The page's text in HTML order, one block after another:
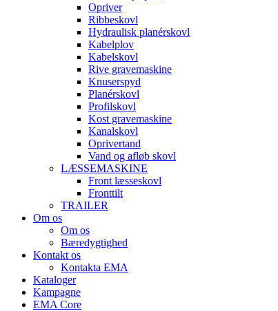
Opriver
Ribbeskovl
Hydraulisk planérskovl
Kabelplov
Kabelskovl
Rive gravemaskine
Knuserspyd
Planérskovl
Profilskovl
Kost gravemaskine
Kanalskovl
Oprivertand
Vand og afløb skovl
LÆSSEMASKINE
Front læsseskovl
Fronttilt
TRAILER
Om os
Om os
Bæredygtighed
Kontakt os
Kontakta EMA
Kataloger
Kampagne
EMA Core